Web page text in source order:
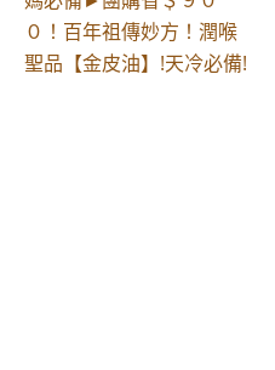
０！百年祖傳妙方！潤喉
聖品【金皮油】!天冷必備!